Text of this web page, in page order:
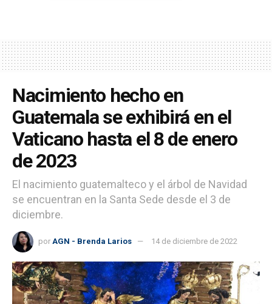
Nacimiento hecho en
Guatemala se exhibirá en el
Vaticano hasta el 8 de enero
de 2023
El nacimiento guatemalteco y el árbol de Navidad
se encuentran en la Santa Sede desde el 3 de
diciembre.
por AGN - Brenda Larios 14 de diciembre de 2022